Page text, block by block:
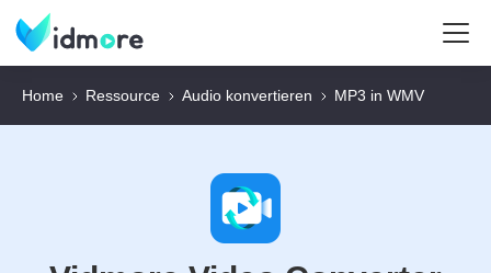
Home Ressource Audio konvertieren MP3 in WMV